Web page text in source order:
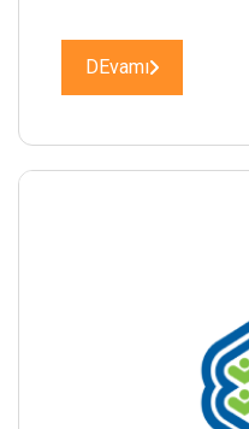
DEvamı